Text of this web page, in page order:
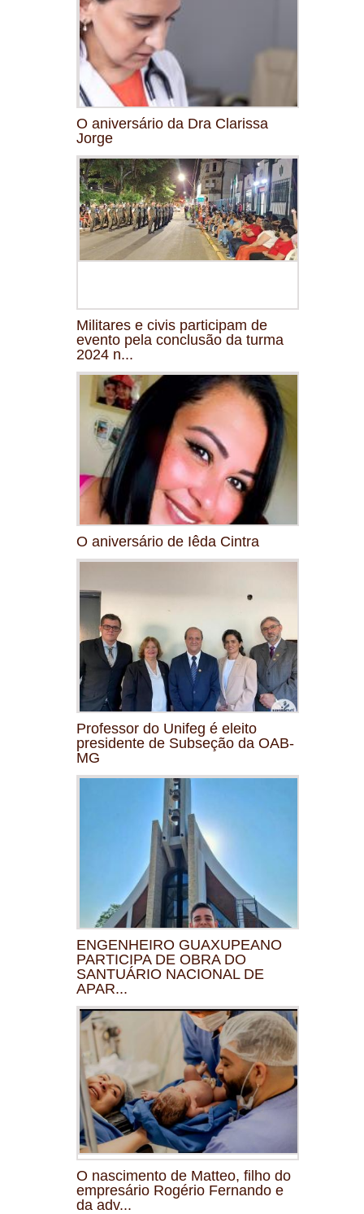
O aniversário da Dra Clarissa
Jorge
Militares e civis participam de
evento pela conclusão da turma
2024 n...
O aniversário de Iêda Cintra
Professor do Unifeg é eleito
presidente de Subseção da OAB-
MG
ENGENHEIRO GUAXUPEANO
PARTICIPA DE OBRA DO
SANTUÁRIO NACIONAL DE
APAR...
O nascimento de Matteo, filho do
empresário Rogério Fernando e
da adv...